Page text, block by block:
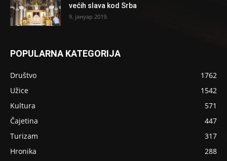
većih slava kod Srba
9. јануар 2019.
POPULARNA KATEGORIJA
Društvo
1762
Užice
1542
Kultura
571
Čajetina
447
Turizam
317
Hronika
288